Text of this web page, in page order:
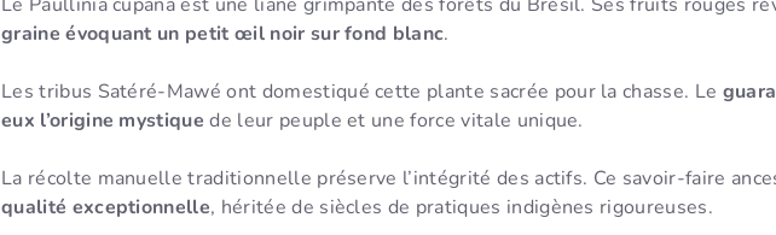
graine évoquant un petit œil noir sur fond blanc.
Les tribus Satéré-Mawé ont domestiqué cette plante sacrée pour la chasse. Le
eux l’origine mystique de leur peuple et une force vitale unique.
La récolte manuelle traditionnelle préserve l’intégrité des actifs. Ce savoir-faire
qualité exceptionnelle, héritée de siècles de pratiques indigènes rigoureuses.